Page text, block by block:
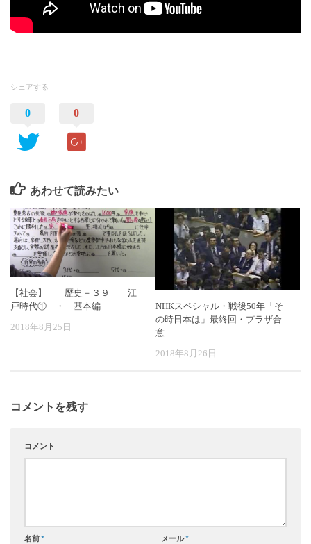
シェアする
0 0
あわせて読みたい
【社会】 歴史－３９ 江
戸時代① ・ 基本編
2018年8月25日
NHKスペシャル・戦後50年「そ
の時日本は」最終回・プラザ合
意
2018年8月26日
コメントを残す
コメント
名前* メール*